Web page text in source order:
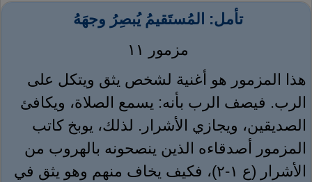
تأمل: المُستَقيمُ يُبصِرُ وجهَهُ
مزمور ١١
هذا المزمور هو أغنية لشخص يثق ويتكل على
الرب. فيصف الرب بأنه: يسمع الصلاة، ويكافئ
الصديقين، ويجازي الأشرار. لذلك، يوبخ كاتب
المزمور أصدقاءه الذين ينصحونه بالهروب من
الأشرار (ع ١-٢)، فكيف يخاف منهم وهو يثق في